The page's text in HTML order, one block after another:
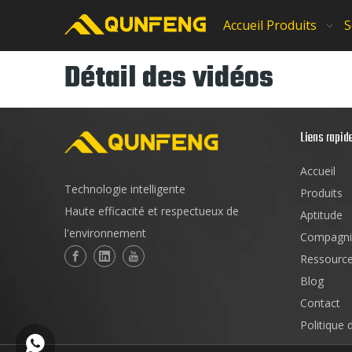
Accueil Produits
Détail des vidéos
+86-18150503129
Technologie intelligente
Haute efficacité et respectueux de
l'environnement
Liens
Accueil
Produits
Aptitude
Ressource
Blog
Contact
Politique